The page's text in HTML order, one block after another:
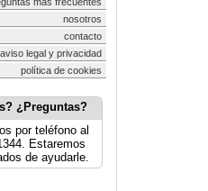
nosotros
contacto
aviso legal y privacidad
política de cookies
¿Preguntas?
por teléfono al
Estaremos
de ayudarle.